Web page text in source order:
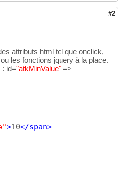
#2
attributs html tel que onclick,
les fonctions jquery à la place.
: id="atkMinValue" =>
>10</span>